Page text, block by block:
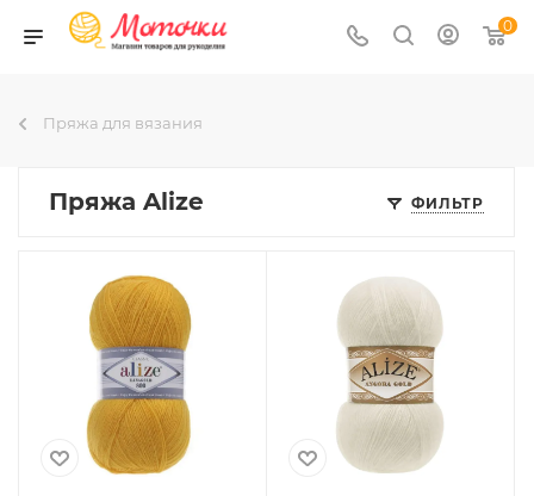
0
Пряжа для вязания
ФИЛЬТР
Пряжа Alize